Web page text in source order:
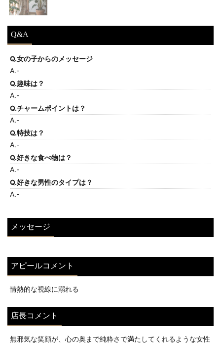
Q&A
Q.女の子からのメッセージ
A.-
Q.趣味は？
A.-
Q.チャームポイントは？
A.-
Q.特技は？
A.-
Q.好きな食べ物は？
A.-
Q.好きな男性のタイプは？
A.-
メッセージ
アピールコメント
情熱的な視線に溺れる
店長コメント
無邪気な笑顔が、心の奥まで純粋さで満たしてくれるような女性